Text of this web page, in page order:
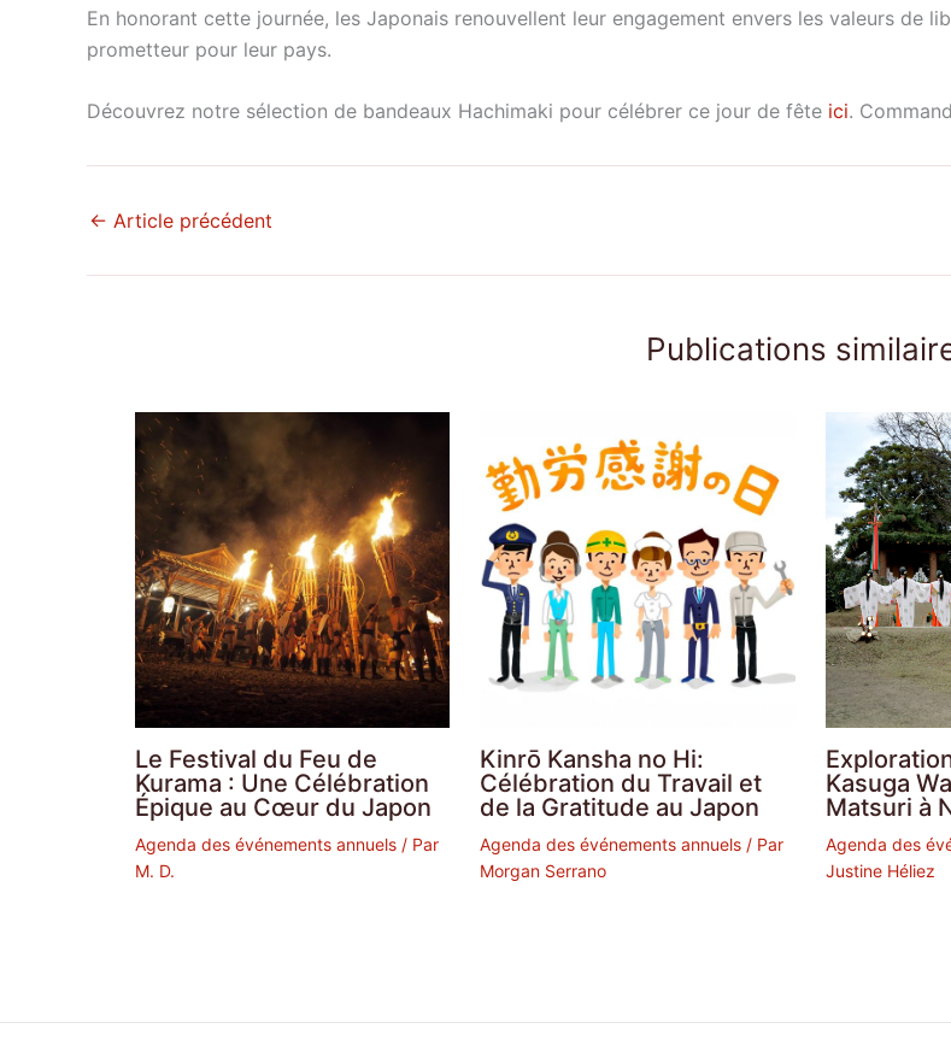
En honorant cette journée, les Japonais renouvellent leur engagement envers les valeurs de
prometteur pour leur pays.
Découvrez notre sélection de bandeaux Hachimaki pour célébrer ce jour de fête ici.
← Article précédent
Publications
Le Festival du Feu de
Kurama : Une Célébration
Épique au Cœur du Japon
Agenda des événements annuels / Par
M. D.
Kinrō Kansha no Hi:
Célébration du Travail et
de la Gratitude au Japon
Agenda des événements annuels / Par
Morgan Serrano
Kasuga
Matsuri à
Agenda des
Justine Héliez